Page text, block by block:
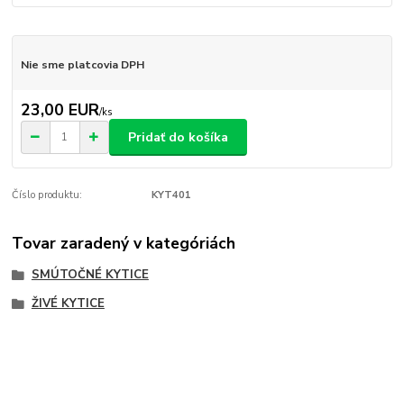
Nie sme platcovia DPH
23,00 EUR/ks
Pridať do košíka
Číslo produktu: KYT401
Tovar zaradený v kategóriách
SMÚTOČNÉ KYTICE
ŽIVÉ KYTICE